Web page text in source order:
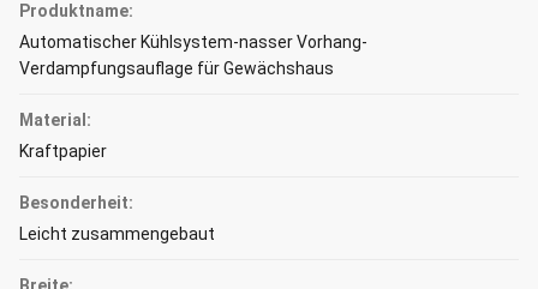
Produktname:
Automatischer Kühlsystem-nasser Vorhang-
Verdampfungsauflage für Gewächshaus
Material:
Kraftpapier
Besonderheit:
Leicht zusammengebaut